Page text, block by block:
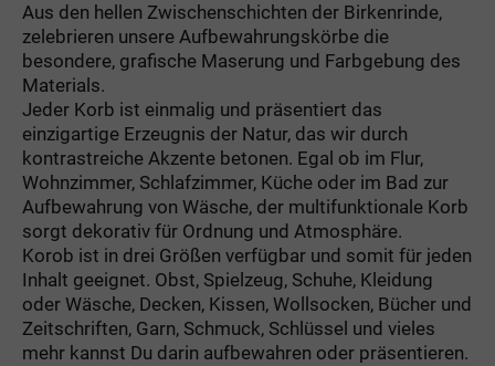
Aus den hellen Zwischenschichten der Birkenrinde,
zelebrieren unsere Aufbewahrungskörbe die
besondere, grafische Maserung und Farbgebung des
Materials.
Jeder Korb ist einmalig und präsentiert das
einzigartige Erzeugnis der Natur, das wir durch
kontrastreiche Akzente betonen. Egal ob im Flur,
Wohnzimmer, Schlafzimmer, Küche oder im Bad zur
Aufbewahrung von Wäsche, der multifunktionale Korb
sorgt dekorativ für Ordnung und Atmosphäre.
Korob ist in drei Größen verfügbar und somit für jeden
Inhalt geeignet. Obst, Spielzeug, Schuhe, Kleidung
oder Wäsche, Decken, Kissen, Wollsocken, Bücher und
Zeitschriften, Garn, Schmuck, Schlüssel und vieles
mehr kannst Du darin aufbewahren oder präsentieren.